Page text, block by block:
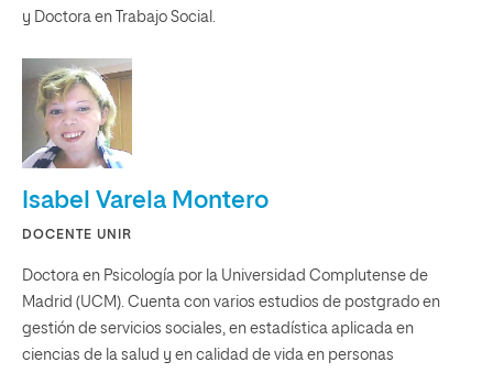
y Doctora en Trabajo Social.
Isabel Varela Montero
DOCENTE UNIR
Doctora en Psicología por la Universidad Complutense de
Madrid (UCM). Cuenta con varios estudios de postgrado en
gestión de servicios sociales, en estadística aplicada en
ciencias de la salud y en calidad de vida en personas